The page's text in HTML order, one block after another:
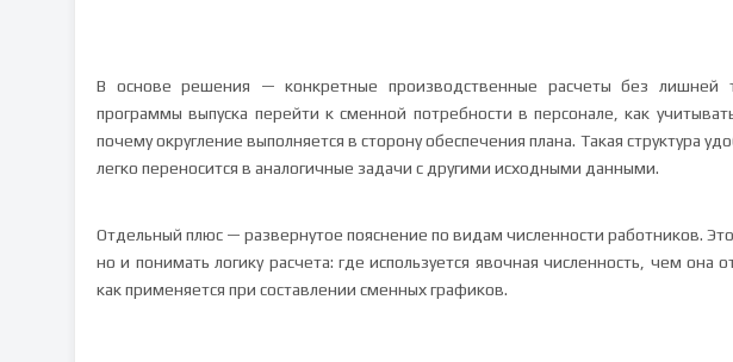
В основе решения — конкретные производственные расчеты без лишней
программы выпуска перейти к сменной потребности в персонале, как
почему округление выполняется в сторону обеспечения плана. Такая структура
легко переносится в аналогичные задачи с другими исходными данными.
Отдельный плюс — развернутое пояснение по видам численности работников. Это
но и понимать логику расчета: где используется явочная численность, чем она
как применяется при составлении сменных графиков.